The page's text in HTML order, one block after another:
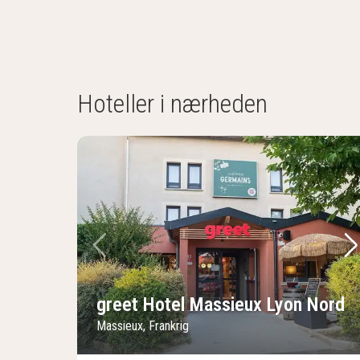
Hoteller i nærheden
Forrige billede
greet Hotel Massieux Lyon Nord
Massieux, Frankrig